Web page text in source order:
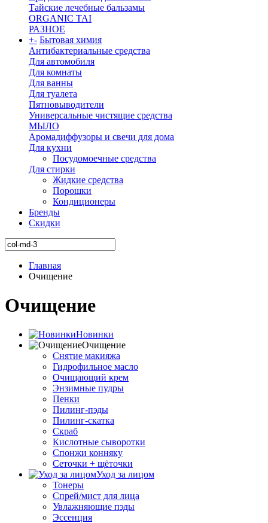
Тайские лечебные бальзамы
ORGANIC TAI
РАЗНОЕ
+- Бытовая химия
Антибактериальные средства
Для автомобиля
Для комнаты
Для ванны
Для туалета
Пятновыводители
Универсальные чистящие средства
МЫЛО
Аромадиффузоры и свечи для дома
Для кухни
Посудомоечные средства
Для стирки
Жидкие средства
Порошки
Кондиционеры
Бренды
Скидки
Главная
Очищение
Очищение
Новинки
Очищение
Снятие макияжа
Гидрофильное масло
Очищающий крем
Энзимные пудры
Пенки
Пилинг-пэды
Пилинг-скатка
Скраб
Кислотные сыворотки
Спонжи конняку
Сеточки + щёточки
Уход за лицом
Тонеры
Спрей/мист для лица
Увлажняющие пэды
Эссенция